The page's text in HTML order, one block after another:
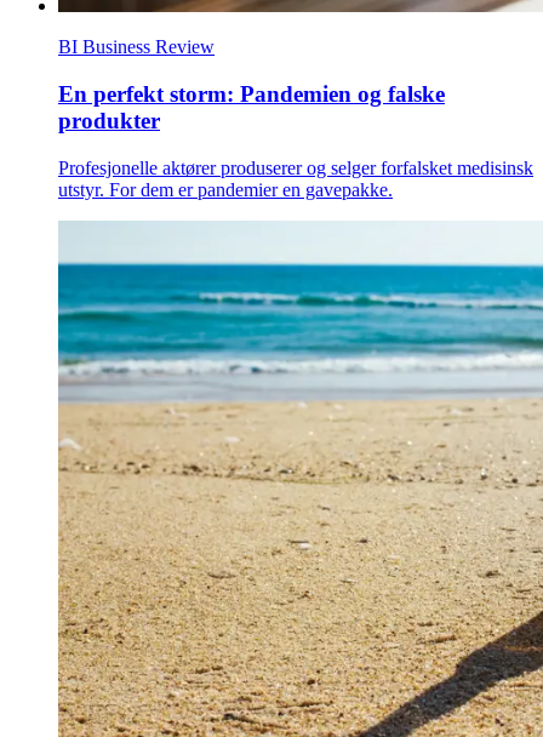
BI Business Review
En perfekt storm: Pandemien og falske
produkter
Profesjonelle aktører produserer og selger forfalsket medisinsk
utstyr. For dem er pandemier en gavepakke.